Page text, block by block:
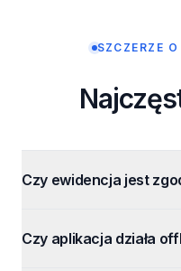
SZCZERZE
Czy ewidencja jest
Czy aplikacja działa